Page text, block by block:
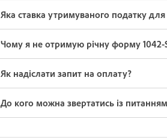
Яка ставка утримуваного податку
Чому я не отримую річну форму 1042-
Як надіслати запит на оплату?
До кого можна звертатись із